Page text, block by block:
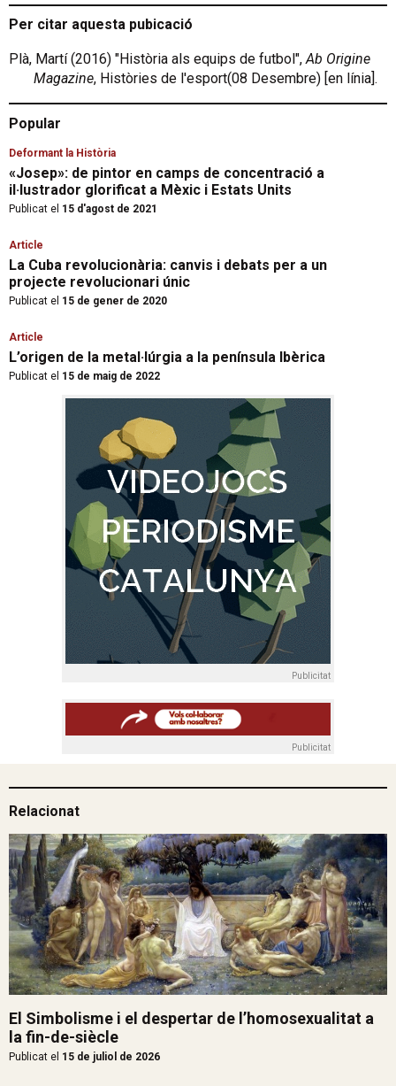
Per citar aquesta pubicació
Plà, Martí (2016) "Història als equips de futbol",Ab Origine
Magazine, Històries de l'esport(08 Desembre) [en línia].
Popular
Deformant la Història
«Josep»: de pintor en camps de concentració a
il·lustrador glorificat a Mèxic i Estats Units
Publicat el 15 d'agost de 2021
Article
La Cuba revolucionària: canvis i debats per a un
projecte revolucionari únic
Publicat el 15 de gener de 2020
Article
L’origen de la metal·lúrgia a la península Ibèrica
Publicat el 15 de maig de 2022
Publicitat
Publicitat
Relacionat
El Simbolisme i el despertar de l’homosexualitat a
la fin-de-siècle
Publicat el 15 de juliol de 2026